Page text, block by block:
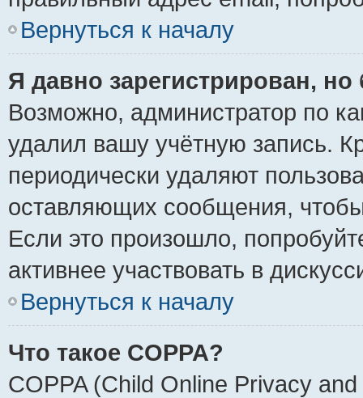
Вернуться к началу
Я давно зарегистрирован,
Возможно, администратор по
удалил вашу учётную запись.
периодически удаляют
оставляющих сообщения,
Если это произошло,
активнее участвовать в
Вернуться к началу
Что такое COPPA?
COPPA (Child Online Privacy